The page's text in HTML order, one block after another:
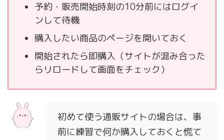
予約・販売開始時刻の10分前にはログイ
ンして待機
購入したい商品のページを開いておく
開始されたら即購入（サイトが混み合った
らリロードして画面をチェック）
初めて使う通販サイトの場合は、事
前に練習で何か購入しておくと慌て